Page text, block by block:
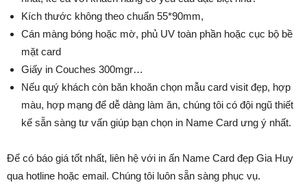
Kích thước không theo chuẩn 55*90mm,
Cán màng bóng hoặc mờ, phủ UV toàn phần hoặc cục bộ bề
mặt card
Giấy in Couches 300mgr…
Nếu quý khách còn băn khoăn chọn mẫu card visit đẹp, hợp
màu, hợp mạng để dễ dàng làm ăn, chúng tôi có đội ngũ thiết
kế sẵn sàng tư vấn giúp bạn chọn in Name Card ưng ý nhất.
Để có báo giá tốt nhất, liên hệ với in ấn Name Card đẹp Gia Huy
qua hotline hoặc email. Chúng tôi luôn sẵn sàng phục vụ.